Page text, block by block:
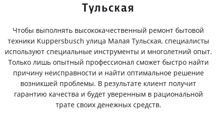
Тульская
Чтобы выполнять высококачественный ремонт бытовой
техники Kuppersbusch улица Малая Тульская, специалисты
используют специальные инструменты и многолетний опыт.
Только лишь опытный профессионал сможет быстро найти
причину неисправности и найти оптимальное решение
возникшей проблемы. В результате клиент получит
гарантию качества и будет уверенным в рациональной
трате своих денежных средств.